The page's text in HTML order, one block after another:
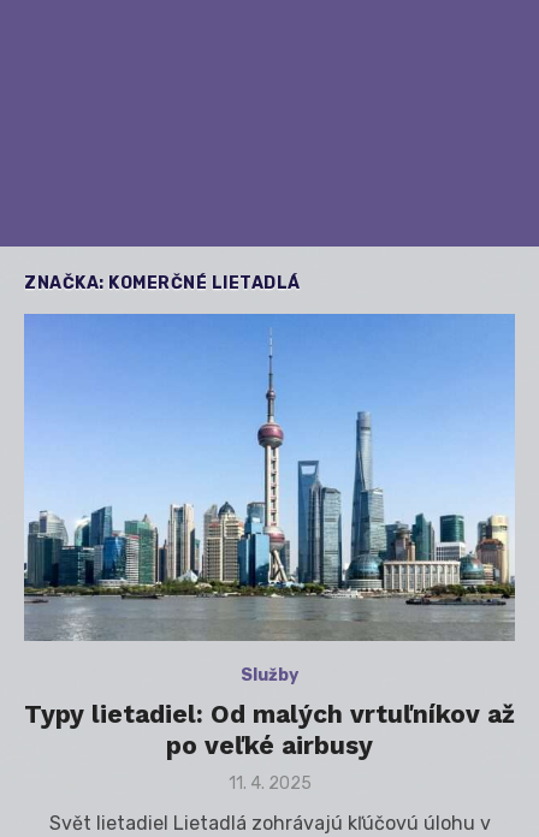
ZNAČKA: KOMERČNÉ LIETADLÁ
Služby
Typy lietadiel: Od malých vrtuľníkov až
po veľké airbusy
Posted
11. 4. 2025
Svět lietadiel Lietadlá zohrávajú kľúčovú úlohu v